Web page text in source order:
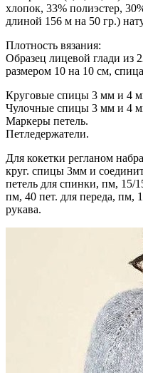
хлопок, 33% полиэстер,
длиной 156 м на 50 гр.)
Плотность вязания:
Образец лицевой глади из
размером 10 на 10 см,
Круговые спицы 3 мм и 4
Чулочные спицы 3 мм и 4
Маркеры петель.
Петледержатели.
Для кокетки регланом
круг. спицы 3мм и
петель для спинки, пм, 15/
пм, 40 пет. для переда, пм,
рукава.